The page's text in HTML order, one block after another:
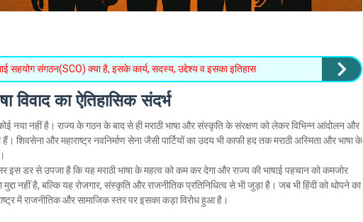
सहयोग संगठन(SCO) क्या है, इसके कार्य, सदस्य, उद्देश्य व इसका इतिहास
विवाद का ऐतिहासिक संदर्भ
कोई नया नहीं है। राज्य के गठन के बाद से ही मराठी भाषा और संस्कृति के संरक्षण को लेकर विभिन्न आंदोलन और
हैं। शिवसेना और महाराष्ट्र नवनिर्माण सेना जैसी पार्टियों का उदय भी काफी हद तक मराठी अस्मिता और भाषा के
इस डर से उपजा है कि यह मराठी भाषा के महत्व को कम कर देगा और राज्य की भाषाई पहचान को कमजोर
नहीं है, बल्कि यह रोजगार, संस्कृति और राजनीतिक प्रतिनिधित्व से भी जुड़ा है। जब भी हिंदी को थोपने का
में राजनीतिक और सामाजिक स्तर पर इसका कड़ा विरोध हुआ है।